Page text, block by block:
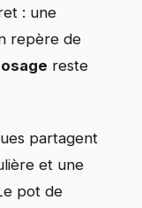
: une
repère de
reste
partagent
et une
pot de